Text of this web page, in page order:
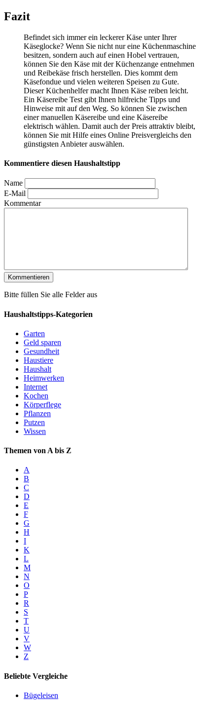
Fazit
Befindet sich immer ein leckerer Käse unter Ihrer
Käseglocke? Wenn Sie nicht nur eine Küchenmaschine
besitzen, sondern auch auf einen Hobel vertrauen,
können Sie den Käse mit der Küchenzange entnehmen
und Reibekäse frisch herstellen. Dies kommt dem
Käsefondue und vielen weiteren Speisen zu Gute.
Dieser Küchenhelfer macht Ihnen Käse reiben leicht.
Ein Käsereibe Test gibt Ihnen hilfreiche Tipps und
Hinweise mit auf den Weg. So können Sie zwischen
einer manuellen Käsereibe und eine Käsereibe
elektrisch wählen. Damit auch der Preis attraktiv bleibt,
können Sie mit Hilfe eines Online Preisvergleichs den
günstigsten Anbieter auswählen.
Kommentiere diesen Haushaltstipp
Name
E-Mail
Kommentar
Bitte füllen Sie alle Felder aus
Haushaltstipps-Kategorien
Garten
Geld sparen
Gesundheit
Haustiere
Haushalt
Heimwerken
Internet
Kochen
Körperflege
Pflanzen
Putzen
Wissen
Themen von A bis Z
A
B
C
D
E
F
G
H
I
K
L
M
N
O
P
R
S
T
U
V
W
Z
Beliebte Vergleiche
Bügeleisen